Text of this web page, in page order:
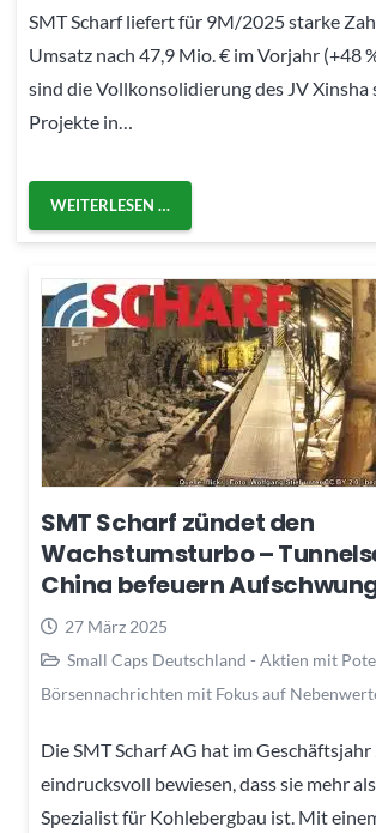
SMT Scharf liefert für 9M/2025 starke
Umsatz nach 47,9 Mio. € im Vorjahr (+48
sind die Vollkonsolidierung des JV Xinsha
Projekte in…
WEITERLESEN …
SMT Scharf zündet den
Wachstumsturbo –
China befeuern
27 März 2025
Small Caps Deutschland - Aktien mit
Börsennachrichten mit Fokus auf
Die SMT Scharf AG hat im
eindrucksvoll bewiesen, dass sie mehr
Spezialist für Kohlebergbau ist. Mit